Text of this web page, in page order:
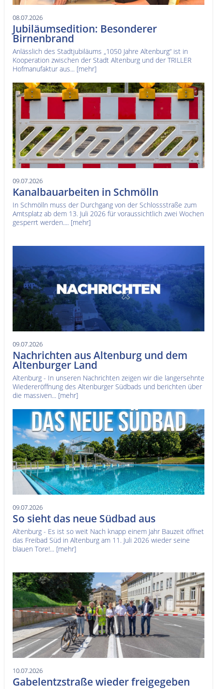
08.07.2026
Jubiläumsedition: Besonderer
Birnenbrand
Anlässlich des Stadtjubiläums „1050 Jahre Altenburg“ ist in
Kooperation zwischen der Stadt Altenburg und der TRILLER
Hofmanufaktur aus... [mehr]
09.07.2026
Kanalbauarbeiten in Schmölln
In Schmölln muss der Durchgang von der Schlossstraße zum
Amtsplatz ab dem 13. Juli 2026 für voraussichtlich zwei Wochen
gesperrt werden.... [mehr]
09.07.2026
Nachrichten aus Altenburg und dem
Altenburger Land
Altenburg - In unseren Nachrichten zeigen wir die langersehnte
Wiedereröffnung des Altenburger Südbads und berichten über
die massiven... [mehr]
09.07.2026
So sieht das neue Südbad aus
Altenburg - Es ist so weit Nach knapp einem Jahr Bauzeit öffnet
das Freibad Süd in Altenburg am 11. Juli 2026 wieder seine
blauen Tore!... [mehr]
10.07.2026
Gabelentzstraße wieder freigegeben